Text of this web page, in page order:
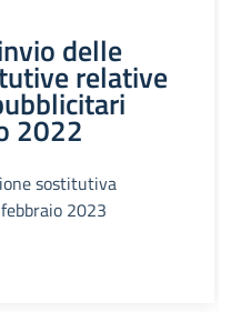
delle
relative
2022
sostitutiva
2023